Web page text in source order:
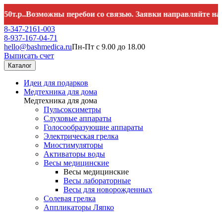
перебои со связью. Заявки направляйте на
8-347-2161-003
8-937-167-04-71
hello@bashmedica.ruПн-Пт с 9.00 до 18.00
Выписать счет
Каталог
Идеи для подарков
Медтехника для дома
Медтехника для дома
Пульсоксиметры
Слуховые аппараты
Голосообразующие аппараты
Электрическая грелка
Миостимуляторы
Активаторы воды
Весы медицинские
Весы медицинские
Весы лабораторные
Весы для новорожденных
Солевая грелка
Аппликаторы Ляпко